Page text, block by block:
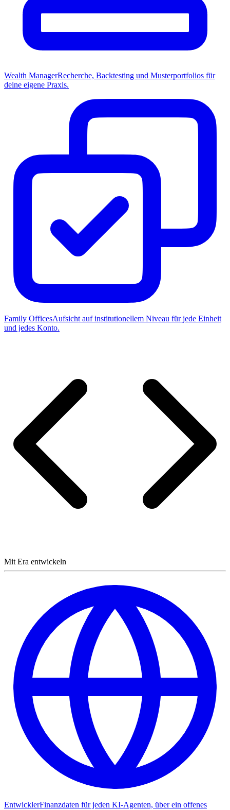
Wealth ManagerRecherche, Backtesting und Musterportfolios für
deine eigene Praxis.
Family OfficesAufsicht auf institutionellem Niveau für jede Einheit
und jedes Konto.
Mit Era entwickeln
EntwicklerFinanzdaten für jeden KI-Agenten, über ein offenes